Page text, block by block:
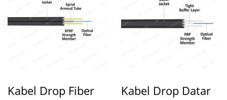
Kabel Drop Fiber
Kabel Drop Datar